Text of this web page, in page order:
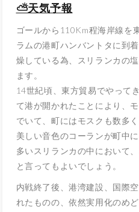
⛅天気予報
ゴールから110Km程海岸線を
ラムの港町ハンバントタに到
燥している為、スリランカの
ます。
14世紀頃、東方貿易でやって
て港が開かれたことにより、
でいて、町にはモスクも数多
美しい音色のコーランが町中
多いスリランカの中において
と言ってもよいでしょう。
内戦終了後、港湾建設、国際
れたものの、依然実用化のめ